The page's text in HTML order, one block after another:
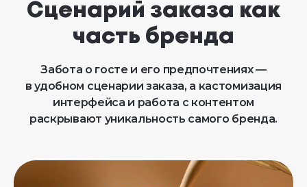
Сценарий заказа как
часть бренда
Забота о госте и его предпочтениях —
в удобном сценарии заказа, а кастомизация
интерфейса и работа с контентом
раскрывают уникальность самого бренда.